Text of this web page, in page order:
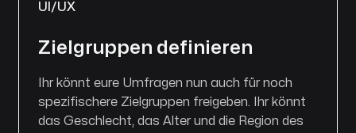
UI/UX
Zielgruppen definieren
Ihr könnt eure Umfragen nun auch für noch
spezifischere Zielgruppen freigeben. Ihr könnt
das Geschlecht, das Alter und die Region des